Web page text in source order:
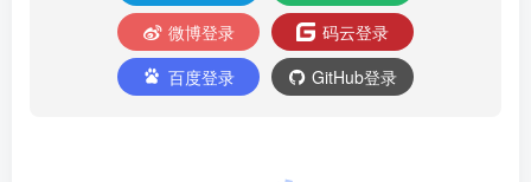
微博登录
码云登录
百度登录
GitHub登录